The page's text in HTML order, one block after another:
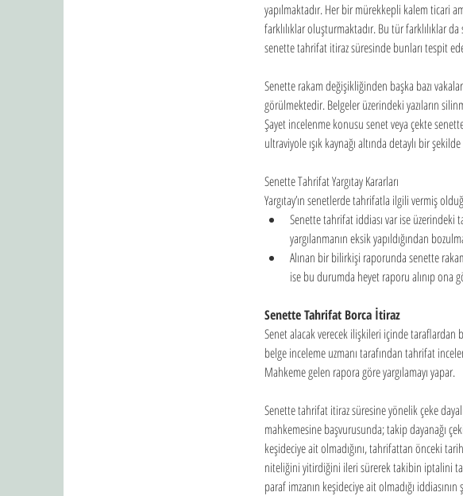
yapılmaktadır. Her bir mürekkepli kalem ticari
farklılıklar oluşturmaktadır. Bu tür farklılıklar
senette tahrifat itiraz süresinde bunları tespit
Senette rakam değişikliğinden başka bazı
görülmektedir. Belgeler üzerindeki yazıların
Şayet incelenme konusu senet veya çekte
ultraviyole ışık kaynağı altında detaylı bir
Senette Tahrifat Yargıtay Kararları
Yargıtay’ın senetlerde tahrifatla ilgili vermiş
Senette tahrifat iddiası var ise
yargılanmanın eksik yapıldığından
Alınan bir bilirkişi raporunda senette
ise bu durumda heyet raporu alınıp ona
Senette Tahrifat Borca İtiraz
Senet alacak verecek ilişkileri içinde
belge inceleme uzmanı tarafından tahrifat
Mahkeme gelen rapora göre yargılamayı yapar.
Senette tahrifat itiraz süresine yönelik çeke
mahkemesine başvurusunda; takip dayanağı
keşideciye ait olmadığını, tahrifattan önceki
niteliğini yitirdiğini ileri sürerek takibin iptalini
paraf imzanın keşideciye ait olmadığı